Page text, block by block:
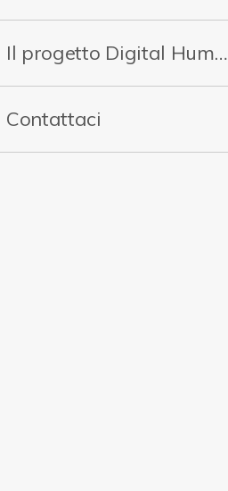
Il progetto Digital Humanities
Contattaci